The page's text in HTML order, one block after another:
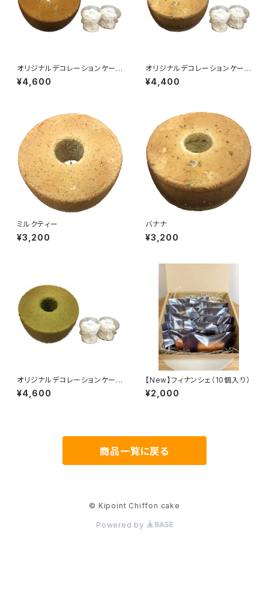
オリジナルデコレーションケーキ
セット（甘夏）
¥4,600
オリジナルデコレーションケーキ
セット（バナナ）
¥4,400
ミルクティー
¥3,200
バナナ
¥3,200
オリジナルデコレーションケーキ
セット（抹茶）
¥4,600
【New】フィナンシェ（10個入り）
¥2,000
商品一覧に戻る
© Kipoint Chiffon cake
Powered by